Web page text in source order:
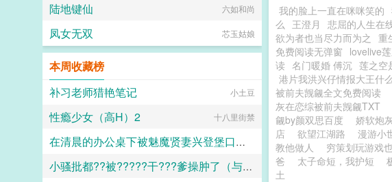
我的脸上一直在咪咪笑的
么 王澄月 悲屈的人生在
欲为者也当尽力而为之 重
免费阅读无弹窗 lovelive
读 名门暖婚 傅沉 莲之空
港片我洪兴仔情报大王什
被前夫觊觎全文免费阅读
灰在恋综被前夫觊觎TXT
觎by颜双思百度
娇软炮
店
欲望江湖路 漫游小
教他做人
穷策划玩游戏
爸
太子命短，我护短
土
陆地键仙 六如和尚
凤女无双 芯玉姑娘
本周收藏榜
补习老师猎艳笔记
小土豆
性瘾少女（高H）2 十八里街禁
在清晨的办公桌下被魅魔贤妻兴登堡口交，夜晚在宴会厅角落的鞋交
火锅气候
小骚批都??被?????干???爹操肿了（与狼共枕）